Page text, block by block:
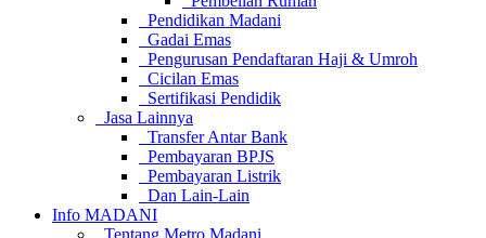
Pendidikan Madani
Gadai Emas
Pengurusan Pendaftaran Haji & Umroh
Cicilan Emas
Sertifikasi Pendidik
Jasa Lainnya
Transfer Antar Bank
Pembayaran BPJS
Pembayaran Listrik
Dan Lain-Lain
Info MADANI
Tentang Metro Madani